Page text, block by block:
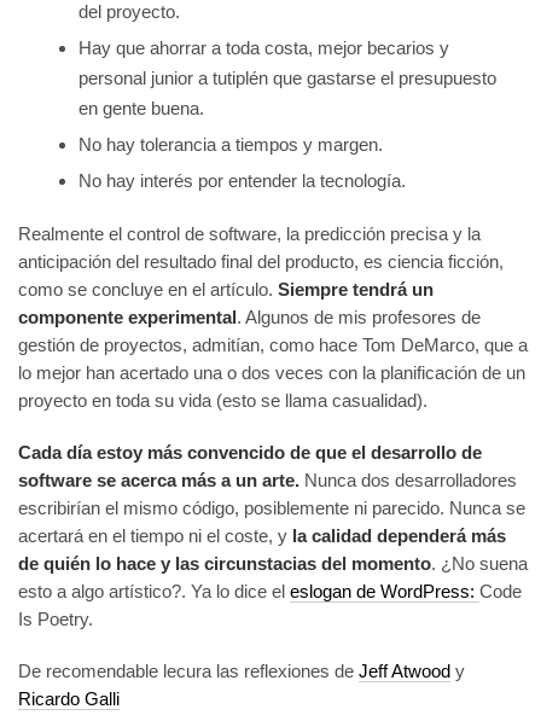
del proyecto.
Hay que ahorrar a toda costa, mejor becarios y
personal junior a tutiplén que gastarse el presupuesto
en gente buena.
No hay tolerancia a tiempos y margen.
No hay interés por entender la tecnología.
Realmente el control de software, la predicción precisa y la
anticipación del resultado final del producto, es ciencia ficción,
como se concluye en el artículo. Siempre tendrá un
componente experimental. Algunos de mis profesores de
gestión de proyectos, admitían, como hace Tom DeMarco, que a
lo mejor han acertado una o dos veces con la planificación de un
proyecto en toda su vida (esto se llama casualidad).
Cada día estoy más convencido de que el desarrollo de
software se acerca más a un arte. Nunca dos desarrolladores
escribirían el mismo código, posiblemente ni parecido. Nunca se
acertará en el tiempo ni el coste, y la calidad dependerá más
de quién lo hace y las circunstacias del momento. ¿No suena
esto a algo artístico?. Ya lo dice el eslogan de WordPress: Code
Is Poetry.
De recomendable lecura las reflexiones de Jeff Atwood y
Ricardo Galli